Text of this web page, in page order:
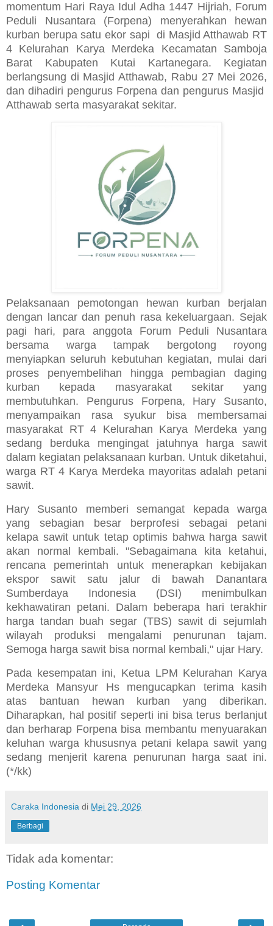
momentum Hari Raya Idul Adha 1447 Hijriah, Forum
Peduli Nusantara (Forpena) menyerahkan hewan
kurban berupa satu ekor sapi di Masjid Atthawab RT
4 Kelurahan Karya Merdeka Kecamatan Samboja
Barat Kabupaten Kutai Kartanegara. Kegiatan
berlangsung di Masjid Atthawab, Rabu 27 Mei 2026,
dan dihadiri pengurus Forpena dan pengurus Masjid
Atthawab serta masyarakat sekitar.
Pelaksanaan pemotongan hewan kurban berjalan
dengan lancar dan penuh rasa kekeluargaan. Sejak
pagi hari, para anggota Forum Peduli Nusantara
bersama warga tampak bergotong royong
menyiapkan seluruh kebutuhan kegiatan, mulai dari
proses penyembelihan hingga pembagian daging
kurban kepada masyarakat sekitar yang
membutuhkan. Pengurus Forpena, Hary Susanto,
menyampaikan rasa syukur bisa membersamai
masyarakat RT 4 Kelurahan Karya Merdeka yang
sedang berduka mengingat jatuhnya harga sawit
dalam kegiatan pelaksanaan kurban. Untuk diketahui,
warga RT 4 Karya Merdeka mayoritas adalah petani
sawit.
Hary Susanto memberi semangat kepada warga
yang sebagian besar berprofesi sebagai petani
kelapa sawit untuk tetap optimis bahwa harga sawit
akan normal kembali. "Sebagaimana kita ketahui,
rencana pemerintah untuk menerapkan kebijakan
ekspor sawit satu jalur di bawah Danantara
Sumberdaya Indonesia (DSI) menimbulkan
kekhawatiran petani. Dalam beberapa hari terakhir
harga tandan buah segar (TBS) sawit di sejumlah
wilayah produksi mengalami penurunan tajam.
Semoga harga sawit bisa normal kembali," ujar Hary.
Pada kesempatan ini, Ketua LPM Kelurahan Karya
Merdeka Mansyur Hs mengucapkan terima kasih
atas bantuan hewan kurban yang diberikan.
Diharapkan, hal positif seperti ini bisa terus berlanjut
dan berharap Forpena bisa membantu menyuarakan
keluhan warga khususnya petani kelapa sawit yang
sedang menjerit karena penurunan harga saat ini.
(*/kk)
Caraka Indonesia di Mei 29, 2026
Berbagi
Tidak ada komentar:
Posting Komentar